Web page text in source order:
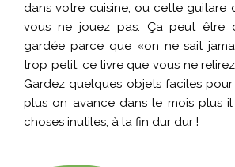
dans votre cuisine, ou cette guitare
vous ne jouez pas. Ça peut être
gardée parce que «on ne sait
trop petit, ce livre que vous ne
Gardez quelques objets faciles
plus on avance dans le mois plus
choses inutiles, à la fin dur dur !